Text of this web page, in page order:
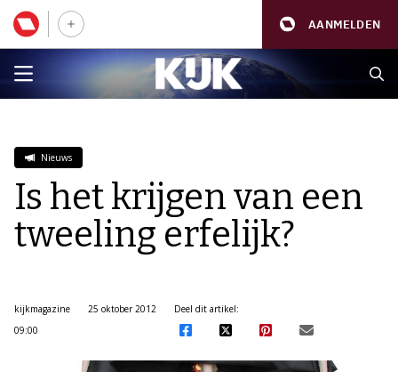
AANMELDEN
Nieuws
Is het krijgen van een
tweeling erfelijk?
kijkmagazine
25 oktober 2012
09:00
Deel dit artikel: